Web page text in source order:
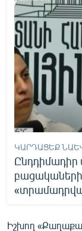
ԿԱՐԴԱՑԵՔ
բացակաների
Իշխող